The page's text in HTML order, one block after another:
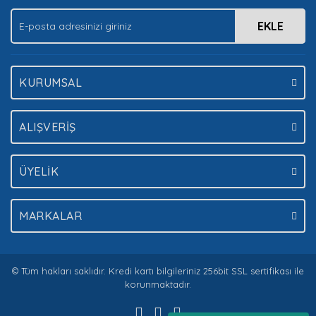
EKLE
KURUMSAL
ALIŞVERİŞ
ÜYELİK
MARKALAR
© Tüm hakları saklıdır. Kredi kartı bilgileriniz 256bit SSL sertifikası ile
korunmaktadır.